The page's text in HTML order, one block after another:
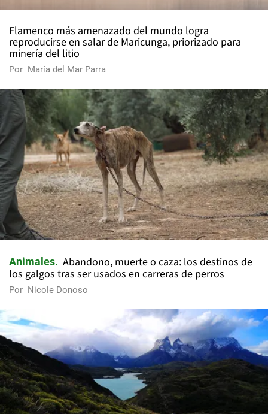
Flamenco más amenazado del mundo logra
reproducirse en salar de Maricunga, priorizado para
minería del litio
Por María del Mar Parra
Animales
Abandono, muerte o caza: los destinos de
los galgos tras ser usados en carreras de perros
Por Nicole Donoso